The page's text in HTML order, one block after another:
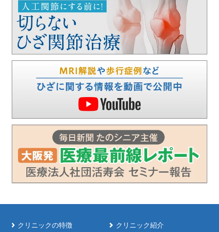
クリニックの特徴 クリニック紹介